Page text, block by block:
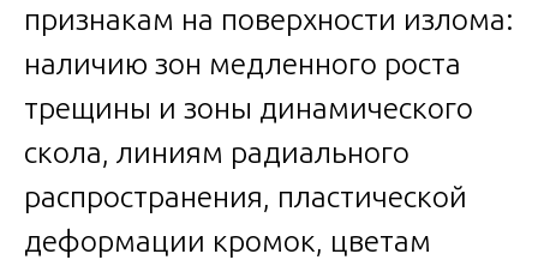
признакам на поверхности излома:
наличию зон медленного роста
трещины и зоны динамического
скола, линиям радиального
распространения, пластической
деформации кромок, цветам